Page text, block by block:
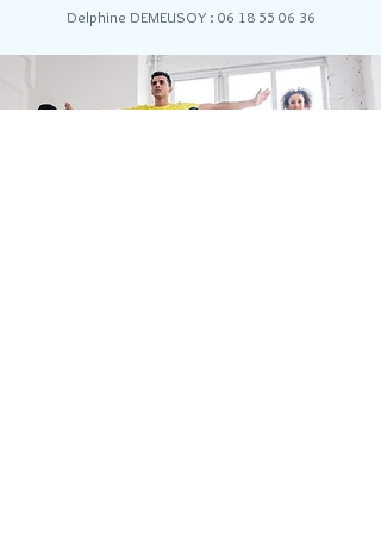
Delphine DEMEUSOY : 06 18 55 06 36